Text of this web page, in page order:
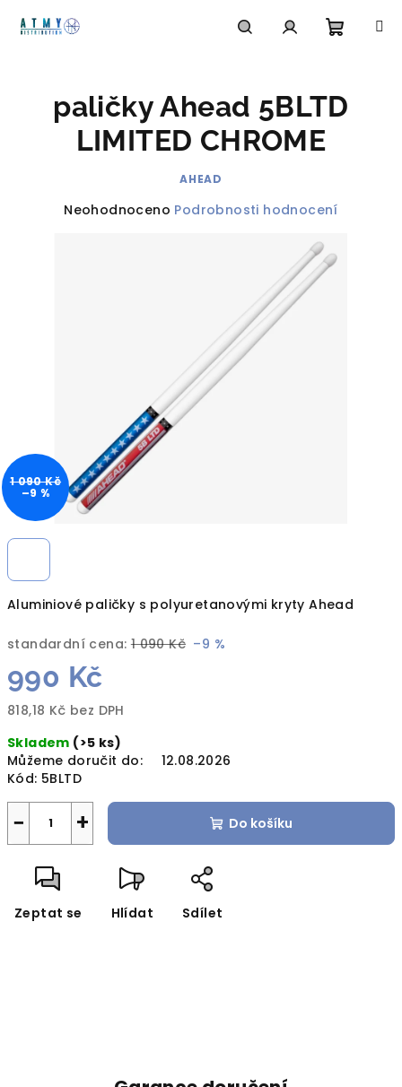
košík
Aluminiové paličky s polyuretanovými kryty Ahead
standardní cena: 1 090 Kč –9 %
990 Kč
818,18 Kč bez DPH
cena:
Skladem (>5 ks)
Můžeme doručit do:
12.08.2026
Kód: 5BLTD
+
− Do košíku
Zeptat se Hlídat Sdílet
paličky Ahead 5BLTD
LIMITED CHROME
AHEAD
Průměrné
Neohodnoceno Podrobnosti hodnocení
1 090 Kč
–9 %